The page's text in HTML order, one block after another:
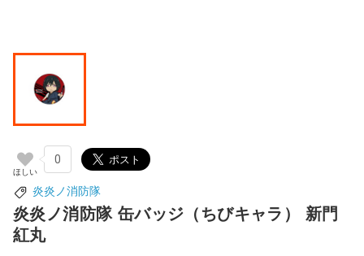
0
炎炎ノ消防隊
炎炎ノ消防隊 缶バッジ（ちびキャラ） 新門
紅丸